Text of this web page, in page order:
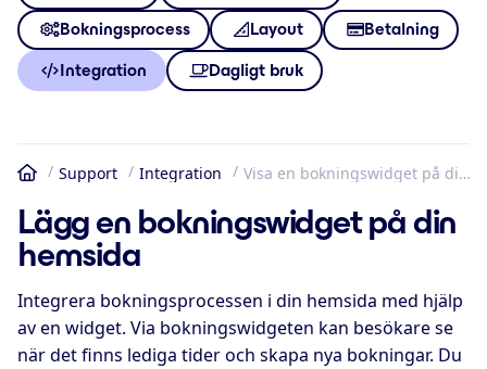
Bokningsprocess Layout Betalning
Integration Dagligt bruk
HemSupport Integration Visa en bokningswidget på din hemsida
Lägg en bokningswidget på din
hemsida
Integrera bokningsprocessen i din hemsida med hjälp
av en widget. Via bokningswidgeten kan besökare se
när det finns lediga tider och skapa nya bokningar. Du